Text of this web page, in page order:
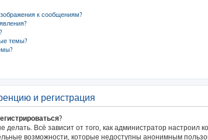
к сообщениям?
темы?
и регистрация
делать. Всё зависит от того, как администратор
возможности, которые недоступны анонимным